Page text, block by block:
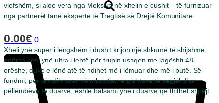
0.00€ 0
vlefshëm, si aloe vera nga Meksika në xhelin e dushit – të furnizuar
nga partnerët tanë ekspertë të Tregtisë së Drejtë Komunitare.
Xheli ynë super i lëngshëm i dushit krijon një shkumë të shijshme,
ndërsa kosi ynë ultra i lehtë për trupin ushqen me lagështi 48-
orëshe, duke e lënë atë të ndihet më i lëmuar dhe më i butë. Së
fundmi, për të ndihmuar në mbrojtjen e gishtave të vegjël dhe
pëllëmbëve të duarve, është balsami ynë i duarve që thithet shpejt.